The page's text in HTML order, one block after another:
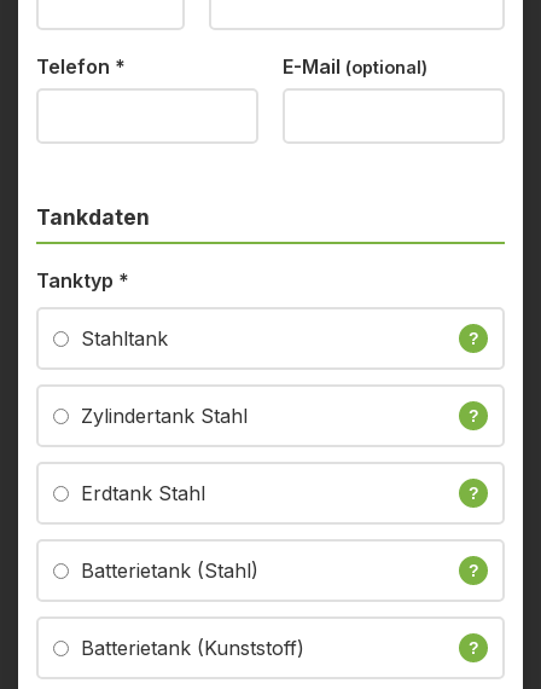
Telefon * E-Mail (optional)
Tankdaten
Tanktyp *
Stahltank ?
Zylindertank Stahl ?
Erdtank Stahl ?
Batterietank (Stahl) ?
Batterietank (Kunststoff) ?